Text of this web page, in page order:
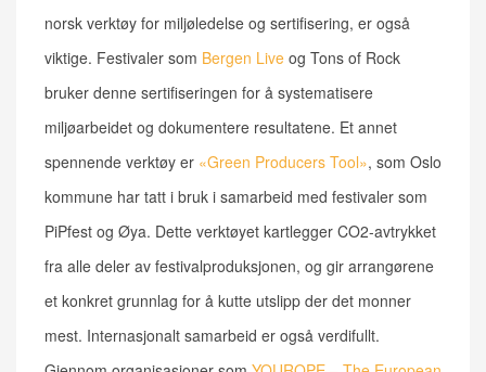
norsk verktøy for miljøledelse og sertifisering, er også
viktige. Festivaler som Bergen Live og Tons of Rock
bruker denne sertifiseringen for å systematisere
miljøarbeidet og dokumentere resultatene. Et annet
spennende verktøy er «Green Producers Tool», som Oslo
kommune har tatt i bruk i samarbeid med festivaler som
PiPfest og Øya. Dette verktøyet kartlegger CO2-avtrykket
fra alle deler av festivalproduksjonen, og gir arrangørene
et konkret grunnlag for å kutte utslipp der det monner
mest. Internasjonalt samarbeid er også verdifullt.